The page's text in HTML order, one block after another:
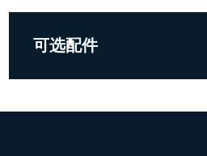
可选配件